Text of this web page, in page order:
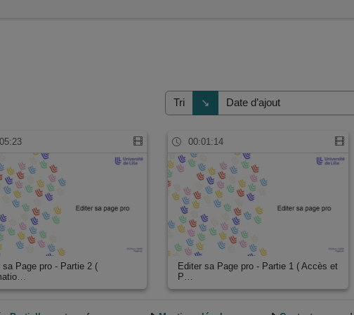
Tri ↘
Direction de tri
sa Page pro - Partie 2 (
00:01:14
Editer sa Page pro - Partie 1 ( Accès et
P…